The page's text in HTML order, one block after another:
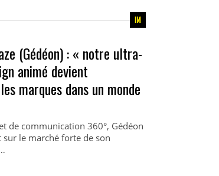
(Gédéon) : « notre ultra-
animé devient
marques dans un monde
de communication 360°, Gédéon
le marché forte de son